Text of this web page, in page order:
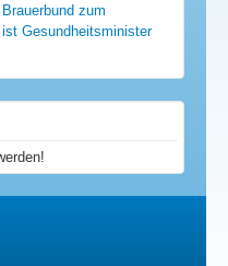
zum
Gesundheitsminister